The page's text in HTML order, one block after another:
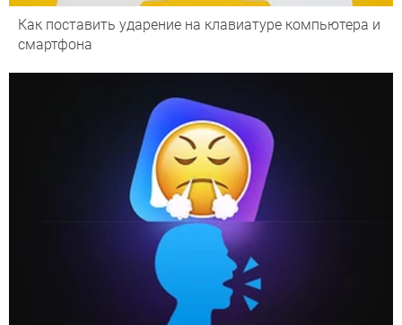
Как поставить ударение на клавиатуре компьютера и
смартфона